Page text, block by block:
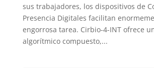
sus trabajadores, los dispositivos de
Presencia Digitales facilitan
engorrosa tarea. Cirbio-4-INT ofrece
algorítmico compuesto,...